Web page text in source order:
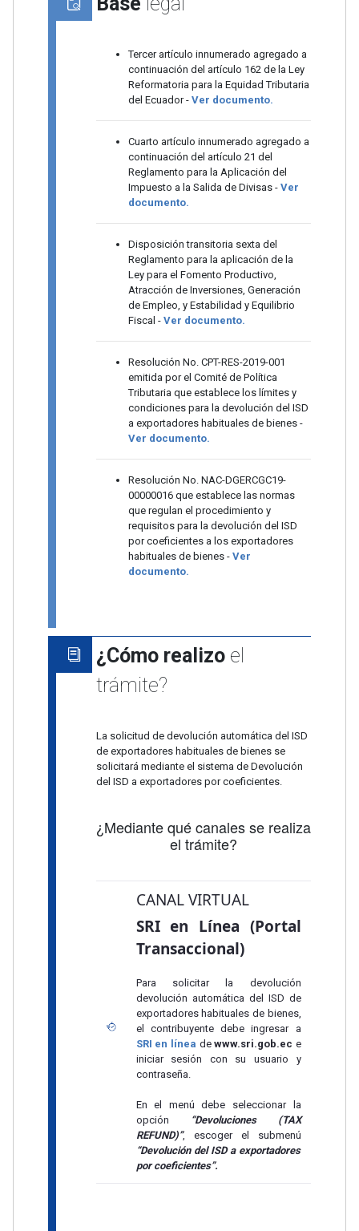
Tercer artículo innumerado agregado a
continuación del artículo 162 de la Ley
Reformatoria para la Equidad Tributaria
del Ecuador - Ver documento.
Cuarto artículo innumerado agregado a
continuación del artículo 21 del
Reglamento para la Aplicación del
Impuesto a la Salida de Divisas - Ver
documento.
Disposición transitoria sexta del
Reglamento para la aplicación de la
Ley para el Fomento Productivo,
Atracción de Inversiones, Generación
de Empleo, y Estabilidad y Equilibrio
Fiscal - Ver documento.
Resolución No. CPT-RES-2019-001
emitida por el Comité de Política
Tributaria que establece los límites y
condiciones para la devolución del ISD
a exportadores habituales de bienes -
Ver documento.
Resolución No. NAC-DGERCGC19-
00000016 que establece las normas
que regulan el procedimiento y
requisitos para la devolución del ISD
por coeficientes a los exportadores
habituales de bienes - Ver
documento.
¿Cómo realizoel
trámite?
La solicitud de devolución automática del ISD
de exportadores habituales de bienes se
solicitará mediante el sistema de Devolución
del ISD a exportadores por coeficientes.
¿Mediante qué canales se realiza
el trámite?
CANAL VIRTUAL
SRI en Línea (Portal
Transaccional)
Para solicitar la devolución
devolución automática del ISD de
exportadores habituales de bienes,
el contribuyente debe ingresar a
SRI en línea dewww.sri.gob.ec e
iniciar sesión con su usuario y
contraseña.
En el menú debe seleccionar la
opción
“Devoluciones (TAX
REFUND)”, escoger el submenú
“Devolución del ISD a exportadores
por coeficientes”.